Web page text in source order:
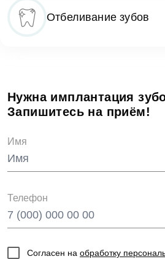
Отбеливание зубов
Нужна имплантация
Запишитесь на приём!
Имя
Телефон
Согласен на обработку